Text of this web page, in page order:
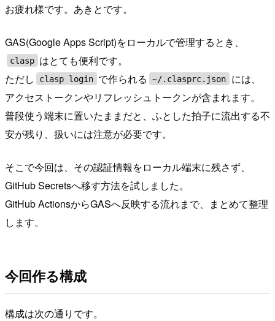
お疲れ様です。あきとです。
GAS(Google Apps Script)をローカルで管理するとき、
clasp はとても便利です。
ただし
clasp login で作られる ~/.clasprc.json
には、
アクセストークンやリフレッシュトークンが含まれます。
普段使う端末に置いたままだと、ふとした拍子に流出する不
安が残り、扱いには注意が必要です。
そこで今回は、その認証情報をローカル端末に残さず、
GitHub Secretsへ移す方法を試しました。
GitHub ActionsからGASへ反映する流れまで、まとめて整理
します。
今回作る構成
構成は次の通りです。